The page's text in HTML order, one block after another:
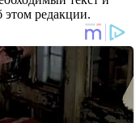
редакции.